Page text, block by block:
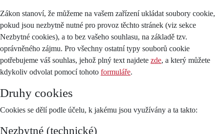
Zákon stanoví, že můžeme na vašem zařízení ukládat soubory cookie,
pokud jsou nezbytně nutné pro provoz těchto stránek (viz sekce
Nezbytné cookies), a to bez vašeho souhlasu, na základě tzv.
oprávněného zájmu. Pro všechny ostatní typy souborů cookie
potřebujeme váš souhlas, jehož plný text najdete zde, a který můžete
kdykoliv odvolat pomocí tohoto formuláře.
Druhy cookies
Cookies se dělí podle účelu, k jakému jsou využívány a ta takto:
Nezbytné (technické)